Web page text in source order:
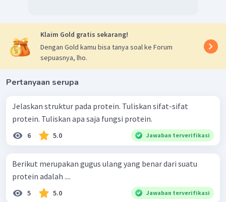
Klaim Gold gratis sekarang!
Dengan Gold kamu bisa tanya soal ke Forum
sepuasnya, lho.
Pertanyaan serupa
Jelaskan struktur pada protein. Tuliskan sifat-sifat
protein. Tuliskan apa saja fungsi protein.
6 5.0 Jawaban terverifikasi
Berikut merupakan gugus ulang yang benar dari suatu
protein adalah ....
5 5.0 Jawaban terverifikasi